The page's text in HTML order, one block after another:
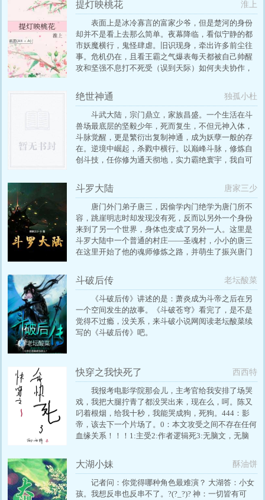
提灯映桃花 淮上
表面上是冰冷寡言的富家少爷，但是楚河的身份
却并不是看上去那么简单。夜幕降临，看似宁静的都
市妖魔横行，鬼怪肆虐。旧识现身，牵出许多前尘往
事。危机仍在，且看王霸之气爆表每天都被自己帅醒
攻和坚强不息打不死受（误到天际）如何夫夫协作，
度新颖，情节叙述自然流畅，一气呵成。故事融合灵
异鬼神等诸多悬疑的元素，却丝毫不让人有沉闷之
感。刻画人物方面入木三分，登场人物性格生动丰
满，使情节增色不少的同时，也令读者更加期待故事
的发展和人物的命运将是如何走向。
绝世神通 独孤小杜
斗武大陆，宗门鼎立，家族昌盛。一个生活在斗
兽场最底层的坚毅少年，死而复生，不但元神入体，
斗脉觉醒，更是繁衍出复制神通，成为妖孽一般的存
在。逆境中崛起，杀戮中横行。以巅峰斗脉，修炼自
创斗技，任你修为通天彻地，实力霸绝寰宇，我自可
荒宇，睥睨苍穹！
斗罗大陆 唐家三少
唐门外门弟子唐三，因偷学内门绝学为唐门所不
容，跳崖明志时却发现没有死，反而以另外一个身份
来到了另一个世界，身体也变成了另外一人。这里是
斗罗大陆中一个普通的村庄——圣魂村，小小的唐三
在这里开始了他的魂师修炼之路，并萌生了振兴唐门
斗破后传 老坛酸菜
《斗破后传》讲述的是：萧炎成为斗帝之后在另
一个空间发生的故事。《斗破苍穹》看完了，是不是
觉得不过瘾，没关系，来斗破小说网阅读老坛酸菜续
写的《斗破后传》吧。
快穿之我快死了 西西特
我报考电影学院那会儿，主考官给我安排了场哭
戏，我把大腿拧青了都没哭出来，现在么，呵。陈又
叼着根烟，给我十秒，我能哭成狗，死狗。444：影
帝，该去下一个片场了。0：本文攻受之间不存在任何
血缘关系！！！1:主受2:作者逻辑死3:无脑文，无脑
坑，拒绝填补6：全文架空7：双C控慎入8，理智看
文，请勿人参公鸡，不合胃口，欢迎点叉，谢谢。
大湖小妹 酥油饼
记者问：你觉得哪种角色最难演？ 大湖答：小女
孩。我想反串也反串不了。?(?_?)? 神：一切皆有可